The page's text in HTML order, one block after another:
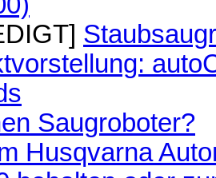
Saugroboter?
Husqvarna